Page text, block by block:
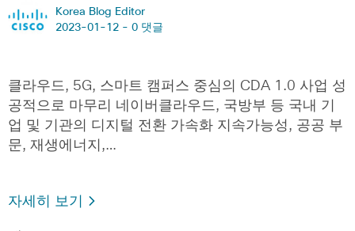
Korea Blog Editor
2023-01-12 - 0 댓글
클라우드, 5G, 스마트 캠퍼스 중심의 CDA 1.0 사업 성
공적으로 마무리 네이버클라우드, 국방부 등 국내 기
업 및 기관의 디지털 전환 가속화 지속가능성, 공공 부
문, 재생에너지,…
자세히 보기